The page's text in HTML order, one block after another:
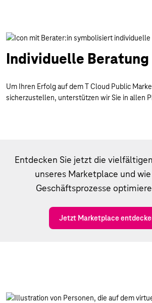
Individuelle Beratung
Um Ihren Erfolg auf dem T Cloud Public
sicherzustellen, unterstützen wir Sie in allen
Entdecken Sie jetzt die
unseres Marketplace und
Geschäftsprozesse
Jetzt Marketplace